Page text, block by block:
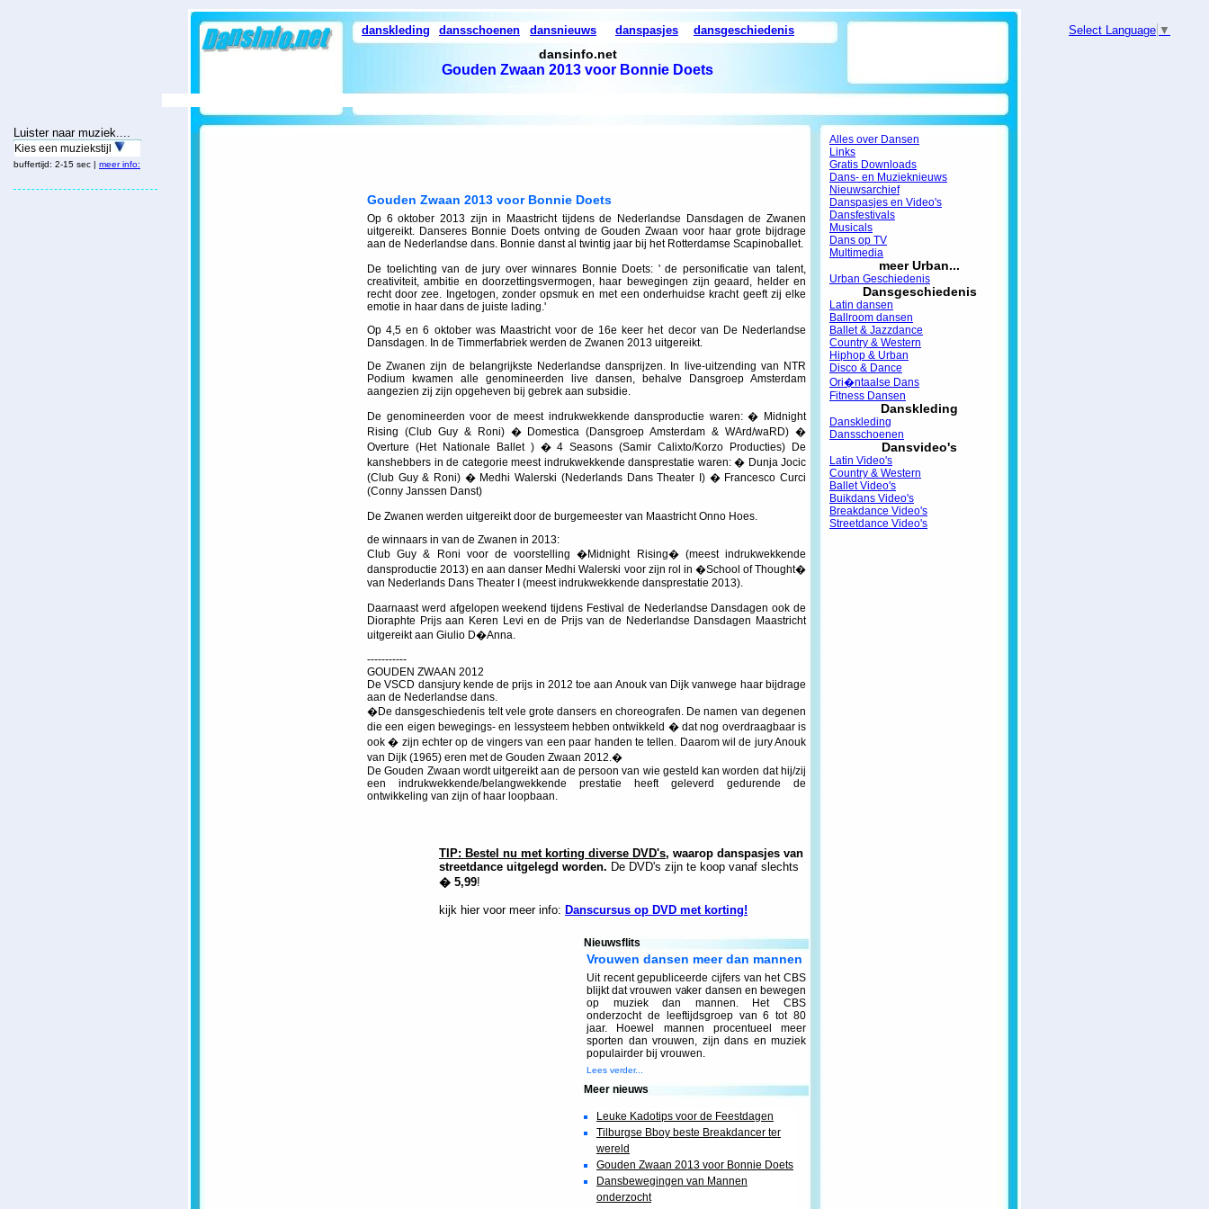
danskleding dansschoenen dansnieuws danspasjes dansgeschiedenis
dansinfo.net
Gouden Zwaan 2013 voor Bonnie Doets
Gouden Zwaan 2013 voor Bonnie Doets
Op 6 oktober 2013 zijn in Maastricht tijdens de Nederlandse Dansdagen de Zwanen
uitgereikt. Danseres Bonnie Doets ontving de Gouden Zwaan voor haar grote bijdrage
aan de Nederlandse dans. Bonnie danst al twintig jaar bij het Rotterdamse Scapinoballet.
De toelichting van de jury over winnares Bonnie Doets: ' de personificatie van talent,
creativiteit, ambitie en doorzettingsvermogen, haar bewegingen zijn geaard, helder en
recht door zee. Ingetogen, zonder opsmuk en met een onderhuidse kracht geeft zij elke
emotie in haar dans de juiste lading.'
Op 4,5 en 6 oktober was Maastricht voor de 16e keer het decor van De Nederlandse
Dansdagen. In de Timmerfabriek werden de Zwanen 2013 uitgereikt.
De Zwanen zijn de belangrijkste Nederlandse dansprijzen. In live-uitzending van NTR
Podium kwamen alle genomineerden live dansen, behalve Dansgroep Amsterdam
aangezien zij zijn opgeheven bij gebrek aan subsidie.
De genomineerden voor de meest indrukwekkende dansproductie waren: � Midnight
Rising (Club Guy & Roni) � Domestica (Dansgroep Amsterdam & WArd/waRD) �
Overture (Het Nationale Ballet ) � 4 Seasons (Samir Calixto/Korzo Producties) De
kanshebbers in de categorie meest indrukwekkende dansprestatie waren: � Dunja Jocic
(Club Guy & Roni) � Medhi Walerski (Nederlands Dans Theater I) � Francesco Curci
(Conny Janssen Danst)
De Zwanen werden uitgereikt door de burgemeester van Maastricht Onno Hoes.
de winnaars in van de Zwanen in 2013:
Club Guy & Roni voor de voorstelling �Midnight Rising� (meest indrukwekkende
dansproductie 2013) en aan danser Medhi Walerski voor zijn rol in �School of Thought�
van Nederlands Dans Theater I (meest indrukwekkende dansprestatie 2013).
Daarnaast werd afgelopen weekend tijdens Festival de Nederlandse Dansdagen ook de
Dioraphte Prijs aan Keren Levi en de Prijs van de Nederlandse Dansdagen Maastricht
uitgereikt aan Giulio D�Anna.
-----------
GOUDEN ZWAAN 2012
De VSCD dansjury kende de prijs in 2012 toe aan Anouk van Dijk vanwege haar bijdrage
aan de Nederlandse dans.
�De dansgeschiedenis telt vele grote dansers en choreografen. De namen van degenen
die een eigen bewegings- en lessysteem hebben ontwikkeld � dat nog overdraagbaar is
ook � zijn echter op de vingers van een paar handen te tellen. Daarom wil de jury Anouk
van Dijk (1965) eren met de Gouden Zwaan 2012.�
De Gouden Zwaan wordt uitgereikt aan de persoon van wie gesteld kan worden dat hij/zij
een indrukwekkende/belangwekkende prestatie heeft geleverd gedurende de
ontwikkeling van zijn of haar loopbaan.
TIP: Bestel nu met korting diverse DVD's, waarop danspasjes van
streetdance uitgelegd worden. De DVD's zijn te koop vanaf slechts
� 5,99!
kijk hier voor meer info: Danscursus op DVD met korting!
Nieuwsflits
Vrouwen dansen meer dan mannen
Uit recent gepubliceerde cijfers van het CBS
blijkt dat vrouwen vaker dansen en bewegen
op muziek dan mannen. Het CBS
onderzocht de leeftijdsgroep van 6 tot 80
jaar. Hoewel mannen procentueel meer
sporten dan vrouwen, zijn dans en muziek
populairder bij vrouwen.
Lees verder...
Meer nieuws
Leuke Kadotips voor de Feestdagen
Tilburgse Bboy beste Breakdancer ter
wereld
Gouden Zwaan 2013 voor Bonnie Doets
Dansbewegingen van Mannen
onderzocht
Alles over Dansen
Links
Gratis Downloads
Dans- en Muzieknieuws
Nieuwsarchief
Danspasjes en Video's
Dansfestivals
Musicals
Dans op TV
Multimedia
meer Urban...
Urban Geschiedenis
Dansgeschiedenis
Latin dansen
Ballroom dansen
Ballet & Jazzdance
Country & Western
Hiphop & Urban
Disco & Dance
Ori�ntaalse Dans
Fitness Dansen
Danskleding
Danskleding
Dansschoenen
Dansvideo's
Latin Video's
Country & Western
Ballet Video's
Buikdans Video's
Breakdance Video's
Streetdance Video's
Select Language ▼
Luister naar muziek....
Kies een muziekstijl
buffertijd: 2-15 sec | meer info: